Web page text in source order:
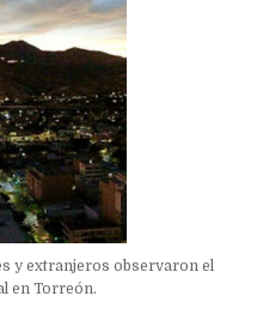
y extranjeros observaron el
en Torreón.